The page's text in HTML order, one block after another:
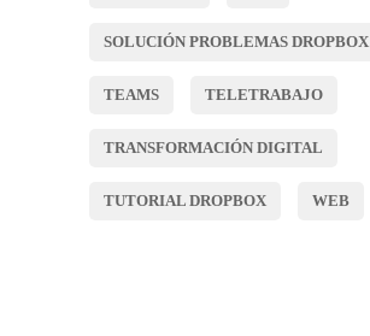
SOLUCIÓN PROBLEMAS DROPBOX
TEAMS TELETRABAJO
TRANSFORMACIÓN DIGITAL
TUTORIAL DROPBOX WEB